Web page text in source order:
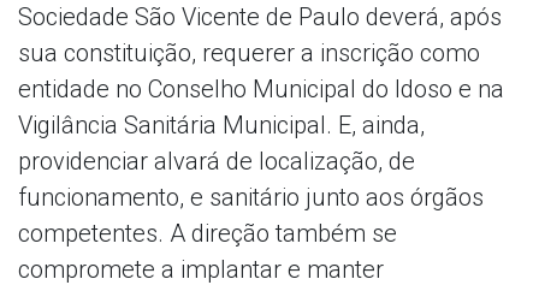
Sociedade São Vicente de Paulo deverá, após
sua constituição, requerer a inscrição como
entidade no Conselho Municipal do Idoso e na
Vigilância Sanitária Municipal. E, ainda,
providenciar alvará de localização, de
funcionamento, e sanitário junto aos órgãos
competentes. A direção também se
compromete a implantar e manter